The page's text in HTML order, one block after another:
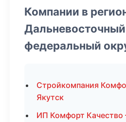
Компании в
Дальневосточный
федеральный
Стройкомпания
Якутск
ИП Комфорт